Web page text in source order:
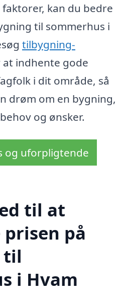
kan du bedre
til sommerhus i
tilbygning-
indhente gode
i dit område, så
drøm om en bygning,
og ønsker.
og uforpligtende
til at
på
til
i Hvam